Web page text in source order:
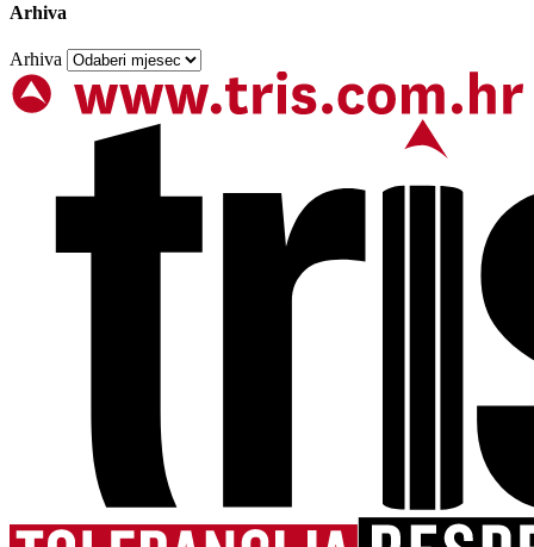
Arhiva
Arhiva